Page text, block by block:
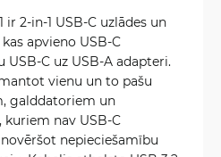
ir 2-in-1 USB-C uzlādes un
apvieno USB-C
C uz USB-A adapteri.
vienu un to pašu
galddatoriem un
kuriem nav USB-C
nepieciešamību